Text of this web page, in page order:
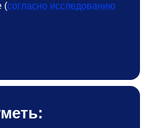
(согласно исследованию